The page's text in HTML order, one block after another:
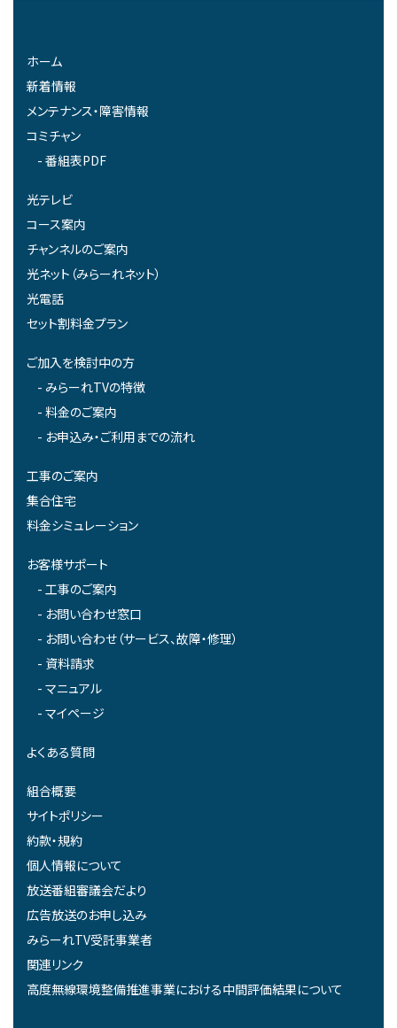
ホーム
新着情報
メンテナンス・障害情報
コミチャン
番組表PDF
光テレビ
コース案内
チャンネルのご案内
光ネット（みらーれネット）
光電話
セット割料金プラン
ご加入を検討中の方
みらーれTVの特徴
料金のご案内
お申込み・ご利用までの流れ
工事のご案内
集合住宅
料金シミュレーション
お客様サポート
工事のご案内
お問い合わせ窓口
お問い合わせ（サービス、故障・修理）
資料請求
マニュアル
マイページ
よくある質問
組合概要
サイトポリシー
約款・規約
個人情報について
放送番組審議会だより
広告放送のお申し込み
みらーれTV受託事業者
関連リンク
高度無線環境整備推進事業における中間評価結果について